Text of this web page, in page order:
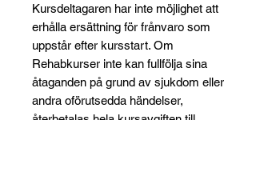
Kursdeltagaren har inte möjlighet att
erhålla ersättning för frånvaro som
uppstår efter kursstart. Om
Rehabkurser inte kan fullfölja sina
åtaganden på grund av sjukdom eller
andra oförutsedda händelser,
återbetalas hela kursavgiften till